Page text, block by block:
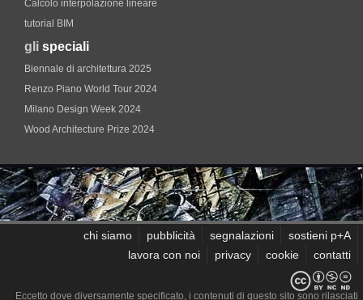
Calcolo interpolazione lineare
tutorial BIM
gli speciali
Biennale di architettura 2025
Renzo Piano World Tour 2024
Milano Design Week 2024
Wood Architecture Prize 2024
chi siamo pubblicità segnalazioni
sostieni p+A
lavora con noi
privacy cookie contatti
Eccetto dove diversamente specificato, i contenuti di questo sito sono rilasciati